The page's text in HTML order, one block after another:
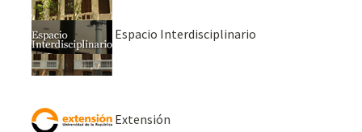
Espacio Interdisciplinario
Extensión